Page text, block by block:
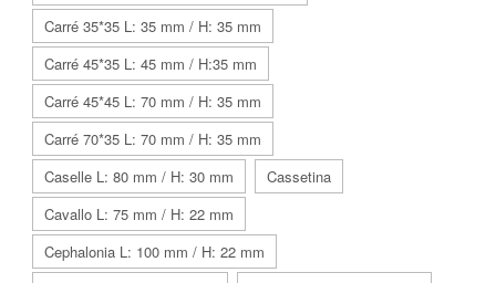
Carré 35*35 L: 35 mm / H: 35 mm
Carré 45*35 L: 45 mm / H:35 mm
Carré 45*45 L: 70 mm / H: 35 mm
Carré 70*35 L: 70 mm / H: 35 mm
Caselle L: 80 mm / H: 30 mm
Cassetina
Cavallo L: 75 mm / H: 22 mm
Cephalonia L: 100 mm / H: 22 mm